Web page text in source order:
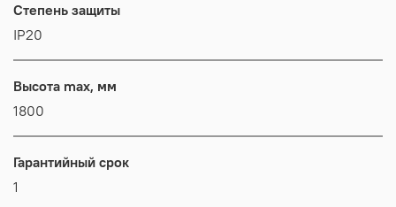
Степень защиты
IP20
Высота max, мм
1800
Гарантийный срок
1